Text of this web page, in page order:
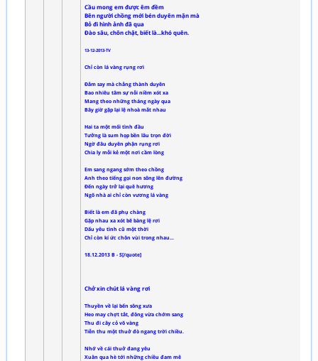
Cầu mong em được êm đềm
Bên người chồng mới bén duyên mặn mà
Bỏ đi hình ảnh đã qua
Đào sâu, chôn chặt, biết là...khó quên.
13-12-2013-TV
Chỉ còn lá vàng rụng rơi
Đắm say mà chẳng thành duyên
Bao nhiêu tâm sự nỗi niềm xót xa
Mang theo những tháng ngày qua
Bây giờ gặp lại lệ nhoà mắt nhau
Hai ta một mối tình đầu
Tưởng là sum họp bền lâu trọn đời
Ngờ đâu duyên phận rụng rơi
Chia ly mỗi kẻ một nơi cầm lòng
Em sang ngang sớm theo chồng
Anh theo tiếng gọi non sông lên đường
Đến ngày trở lại quê hương
Ngõ nhà ai chỉ còn vương lá vàng
Biết là em đã phụ chàng
Gặp nhau xa xót bẽ bàng lệ rơi
Dấu yêu tình cũ một thời
Chỉ còn kí ức chôn vùi trong nhau...
18.12.2013 B - S[/quote]
Chở xin chút lá vàng rơi
Thuyền về lại bến sông xưa
Heo may chợt tắt, đông vừa chớm sang
Thu đi cây cỏ võ vàng
Tiễn thu một thuở đò ngang trời chiều.
Nhớ về cái thuở đang yêu
Xuân qua hè tới những chiều đam mê